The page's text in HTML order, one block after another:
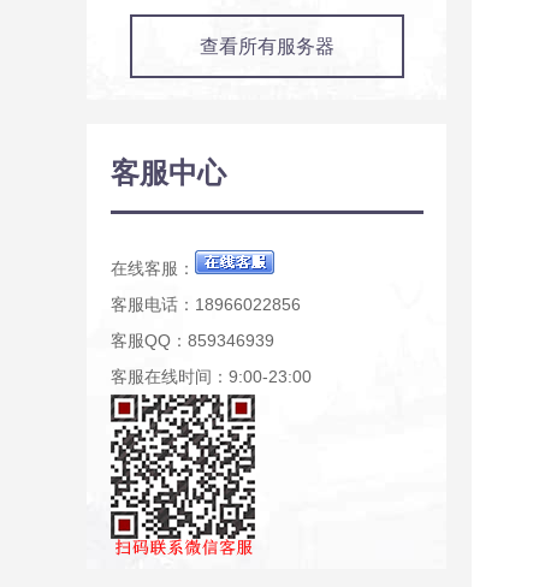
查看所有服务器
客服中心
在线客服：
客服电话：18966022856
客服QQ：859346939
客服在线时间：9:00-23:00